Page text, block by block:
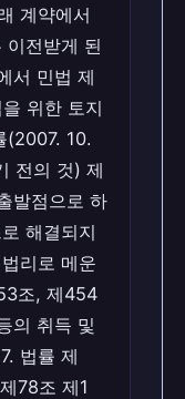
계약에서
이전받게 된
서 민법 제
위한 토지
(2007. 10.
전의 것) 제
발점으로 하
해결되지
리로 메운
조, 제454
의 취득 및
법률 제
78조 제1